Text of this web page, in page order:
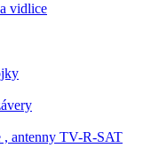
vidlice
, antenny TV-R-SAT